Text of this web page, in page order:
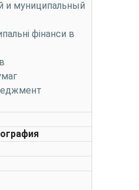
и муниципальный
фінанси в